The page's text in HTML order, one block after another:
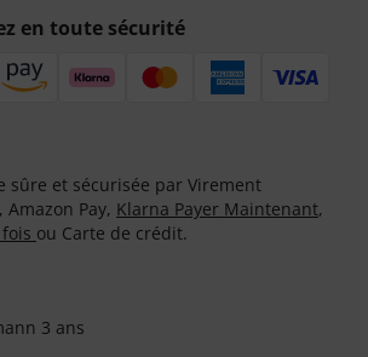
en toute sécurité
sûre et sécurisée par Virement
Amazon Pay, Klarna Payer Maintenant,
ou Carte de crédit.
3 ans